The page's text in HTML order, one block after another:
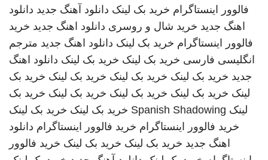
فالوور اینستاگرام خرید بک لینک دانلود آهنگ جدید دانلود
اهنگ جدید خرید شال و روسری دانلود اهنگ جدید خرید
فالوور اینستاگرام خرید بک لینک دانلود اهنگ جدید مترجم
انگلیسی فارسی خرید بک لینک خرید بک لینک دانلود اهنگ
جدید خرید بک لینک خرید بک لینک خرید بک لینک خرید بک
لینک خرید بک لینک خرید بک لینک خرید بک لینک خرید بک
لینک Spanish Shadowing خرید بک لینک خرید بک لینک
خرید فالوور اینستاگرام خرید فالوور اینستاگرام دانلود
اهنگ جدید خرید بک لینک خرید بک لینک خرید فالوور